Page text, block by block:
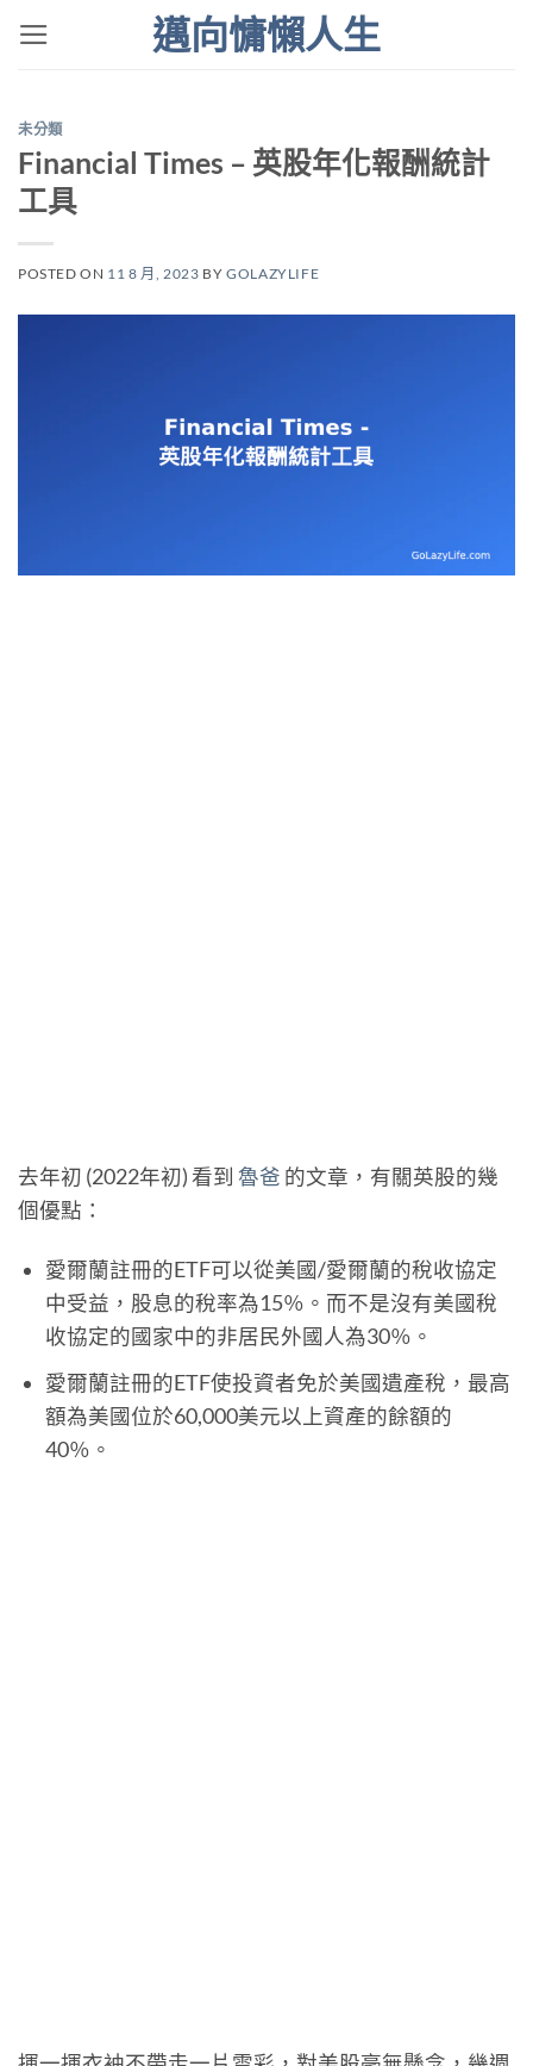
邁向慵懶人生
未分類
Financial Times – 英股年化報酬統計
工具
POSTED ON 11 8 月, 2023 BYGOLAZYLIFE
去年初 (2022年初) 看到 魯爸 的文章，有關英股的幾
個優點：
愛爾蘭註冊的ETF可以從美國/愛爾蘭的稅收協定
中受益，股息的稅率為15％。而不是沒有美國稅
收協定的國家中的非居民外國人為30％。
愛爾蘭註冊的ETF使投資者免於美國遺產稅，最高
額為美國位於60,000美元以上資產的餘額的
40％。